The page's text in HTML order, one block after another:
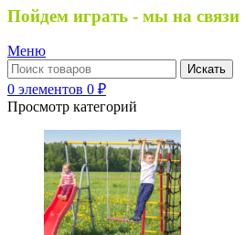
Пойдем играть - мы на связи
Меню
Искать
0 элементов 0 ₽
Просмотр категорий